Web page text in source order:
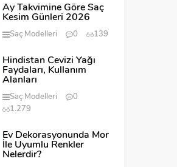
Ay Takvimine Göre Saç
Kesim Günleri 2026
Saç Modelleri 0 139
Hindistan Cevizi Yağı
Faydaları, Kullanım
Alanları
Saç Modelleri
0
1.279
Ev Dekorasyonunda Mor
İle Uyumlu Renkler
Nelerdir?